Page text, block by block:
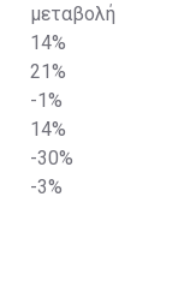
μεταβολή
14%
21%
-1%
14%
-30%
-3%